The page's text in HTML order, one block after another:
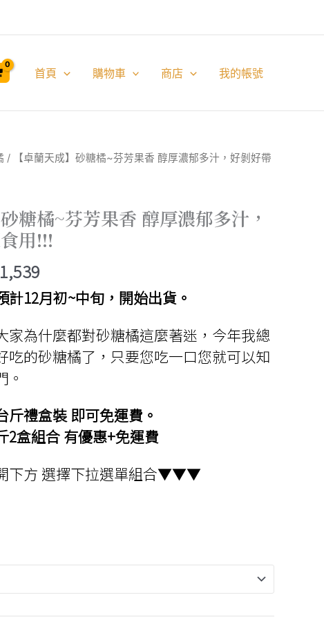
首頁 購物車 商店 我的帳號
/ 【卓蘭天成】砂糖橘~芬芳果香 醇厚濃郁多汁，好剝好帶
糖橘~芬芳果香 醇厚濃郁多汁，
用!!!
1,539
格
圍：
NT$599
NT$1,539
計12月初~中旬，開始出貨。
家為什麼都對砂糖橘這麼著迷，今年我總
吃的砂糖橘了，只要您吃一口您就可以知
。
斤禮盒裝 即可免運費。
2盒組合 有優惠+免運費
下方 選擇下拉選單組合▼▼▼